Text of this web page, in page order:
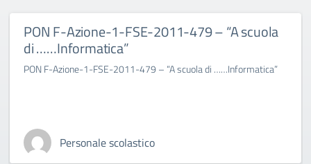
PON F-Azione-1-FSE-2011-479 – “A scuola
di ……Informatica”
PON F-Azione-1-FSE-2011-479 – “A scuola di ……Informatica”
Personale scolastico